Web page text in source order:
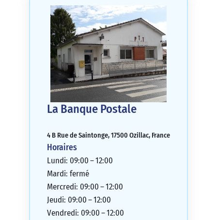
La Banque Postale
4 B Rue de Saintonge, 17500 Ozillac, France
Horaires
Lundi: 09:00 – 12:00
Mardi: fermé
Mercredi: 09:00 – 12:00
Jeudi: 09:00 – 12:00
Vendredi: 09:00 – 12:00